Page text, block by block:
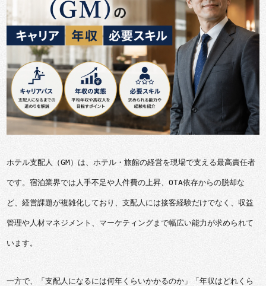
ホテル支配人（GM）は、ホテル・旅館の経営を現場で支える最高責任者
です。宿泊業界では人手不足や人件費の上昇、OTA依存からの脱却な
ど、経営課題が複雑化しており、支配人には接客経験だけでなく、収益
管理や人材マネジメント、マーケティングまで幅広い能力が求められて
います。
一方で、「支配人になるには何年くらいかかるのか」「年収はどれくら